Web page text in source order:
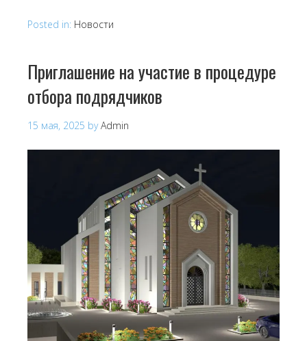
Posted in: Новости
Приглашение на участие в процедуре
отбора подрядчиков
15 мая, 2025 byAdmin